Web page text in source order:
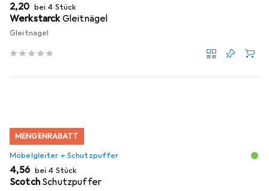
EUR
2,20 bei 4 Stück
WerkstarckGleitnägel
Gleitnagel
MENGENRABATT
Möbelgleiter + Schutzpuffer
EUR
4,56 bei 4 Stück
Scotch Schutzpuffer